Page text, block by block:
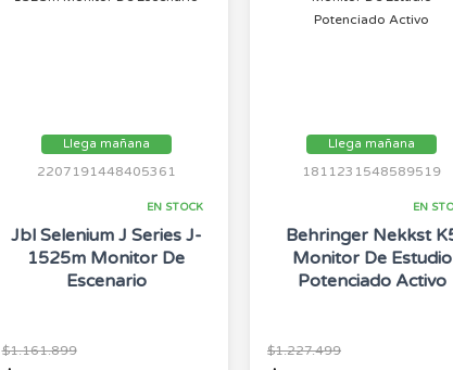
Llega mañana
2207191448405361
EN STOCK
Jbl Selenium J Series J-
1525m Monitor De
Escenario
$1.161.899
Llega mañana
1811231548589519
EN
Behringer Nekkst
Monitor De Estudio
Potenciado Activo
$1.227.499